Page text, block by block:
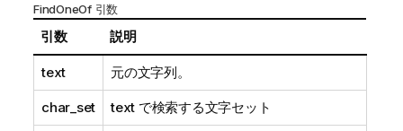
FindOneOf 引数
引数 説明
text 元の文字列。
char_set text で検索する文字セット